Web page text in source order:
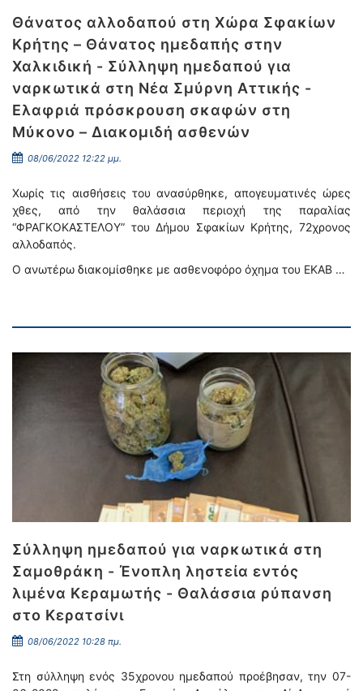
Θάνατος αλλοδαπού στη Χώρα Σφακίων
Κρήτης – Θάνατος ημεδαπής στην
Χαλκιδική - Σύλληψη ημεδαπού για
ναρκωτικά στη Νέα Σμύρνη Αττικής -
Ελαφριά πρόσκρουση σκαφών στη
Μύκονο – Διακομιδή ασθενών
08/06/2022 12:22 μμ.
Χωρίς τις αισθήσεις του ανασύρθηκε, απογευματινές ώρες
χθες, από την θαλάσσια περιοχή της παραλίας
“ΦΡΑΓΚΟΚΑΣΤΕΛΟΥ” του Δήμου Σφακίων Κρήτης, 72χρονος
αλλοδαπός.
Ο ανωτέρω διακομίσθηκε με ασθενοφόρο όχημα του ΕΚΑΒ …
Σύλληψη ημεδαπού για ναρκωτικά στη
Σαμοθράκη - Ένοπλη ληστεία εντός
λιμένα Κεραμωτής - Θαλάσσια ρύπανση
στο Κερατσίνι
08/06/2022 10:28 πμ.
Στη σύλληψη ενός 35χρονου ημεδαπού προέβησαν, την 07-